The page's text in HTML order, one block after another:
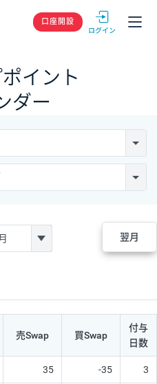
GMOクリック
口座開設
イント
ダー
翌月
売Swap 買Swap
付与
日数
35 -35 3